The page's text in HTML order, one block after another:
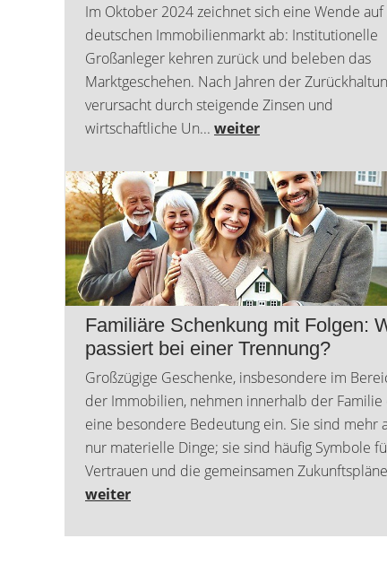
Im Oktober 2024 zeichnet sich eine Wende
deutschen Immobilienmarkt ab: Institutionelle
Großanleger kehren zurück und beleben das
Marktgeschehen. Nach Jahren der
verursacht durch steigende Zinsen und
wirtschaftliche Un... weiter
Familiäre Schenkung mit Folgen:
passiert bei einer Trennung?
Großzügige Geschenke, insbesondere im
der Immobilien, nehmen innerhalb der Familie
eine besondere Bedeutung ein. Sie sind mehr
nur materielle Dinge; sie sind häufig Symbole
Vertrauen und die gemeinsamen
weiter
VERKAUFT
Einfamilienhaus mit
nachhaltiger
Energieversorgung und
großzügigem Wohnkomfort
ZUM EXPOSE